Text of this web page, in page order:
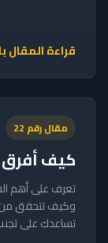
قراءة المقال
مقال رقم 22
كيف أفرق
تعرف على أهم
وكيف تتحقق من
تساعدك على تجنب